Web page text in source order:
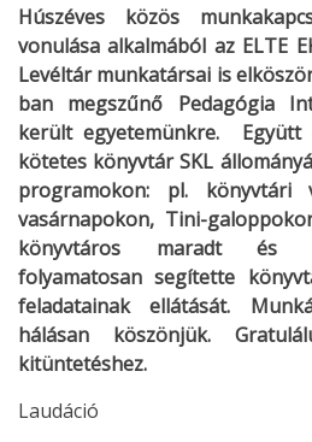
Húszéves közös
vonulása alkalmából az ELTE
Levéltár munkatársai is
ban megszűnő Pedagógia
került egyetemünkre.
kötetes könyvtár SKL
programokon: pl. könyvtári
vasárnapokon, Tini-
könyvtáros maradt és
folyamatosan segítette
feladatainak ellátását.
hálásan köszönjük.
kitüntetéshez.
Laudáció